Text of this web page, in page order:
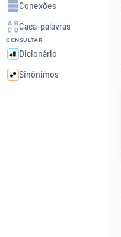
Detector de IA
Humanizador de IA
Conexões
Caça-palavras
CONSULTAR
Dicionário
Sinônimos